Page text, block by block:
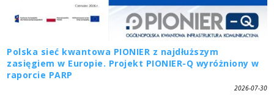
Polska sieć kwantowa PIONIER z najdłuższym
zasięgiem w Europie. Projekt PIONIER-Q wyróżniony w
raporcie PARP
2026-07-30